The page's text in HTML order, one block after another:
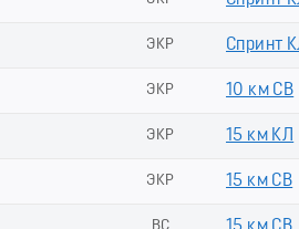
ЭКР Спринт
ЭКР 10 км СВ
ЭКР 15 км КЛ
ЭКР 15 км СВ